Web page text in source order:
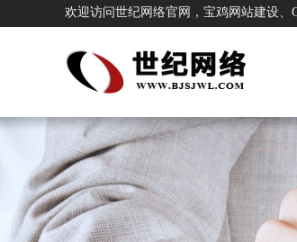
欢迎访问世纪网络官网，宝鸡网站建